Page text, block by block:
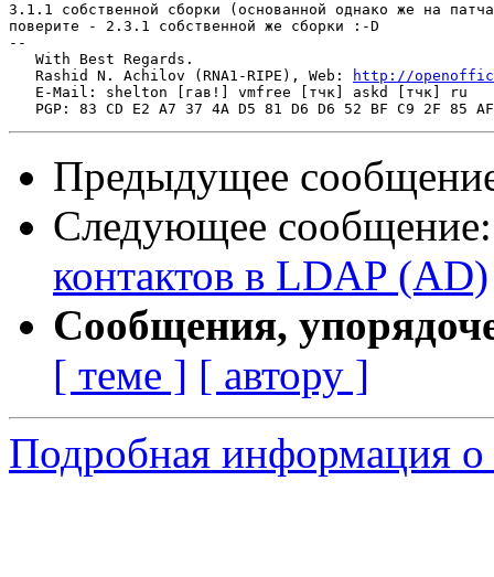
3.1.1 собственной сборки (основанной однако же на
поверите - 2.3.1 собственной же сборки :-D
--
   With Best Regards.
   Rashid N. Achilov (RNA1-RIPE), Web:
http://
   E-Mail: shelton [гав!] vmfree [тчк] askd [тчк] ru
Предыдущее
Следующее
контактов в LDAP (AD)
Сообщения,
[ теме ] [ автору ]
Подробная информация о